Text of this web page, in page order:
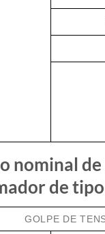
nominal
de tipo
GOLPE DE